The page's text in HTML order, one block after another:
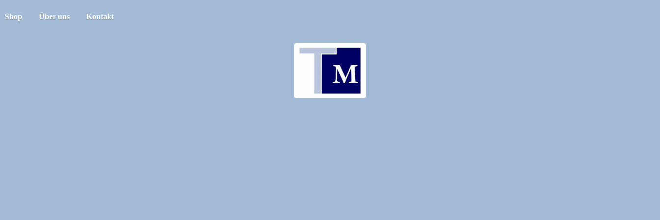
Shop Über uns Kontakt